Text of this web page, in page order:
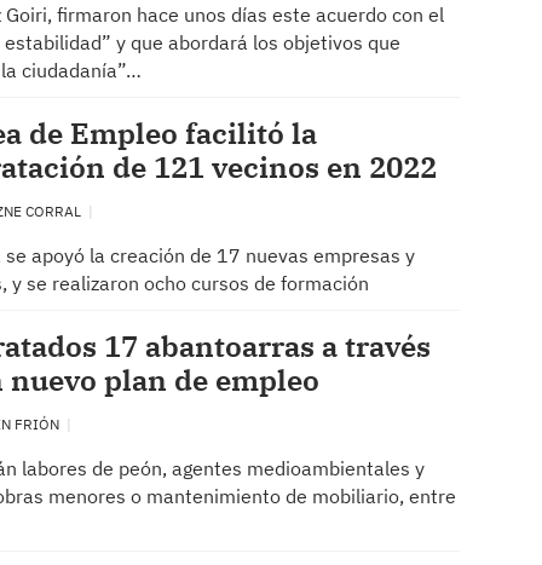
firmaron hace unos días este acuerdo con el
estabilidad” y que abordará los objetivos que
ciudadanía”…
de Empleo facilitó la
de 121 vecinos en 2022
CORRAL
se apoyó la creación de 17 nuevas empresas y
y se realizaron ocho cursos de formación
17 abantoarras a través
nuevo plan de empleo
FRIÓN
labores de peón, agentes medioambientales y
menores o mantenimiento de mobiliario, entre